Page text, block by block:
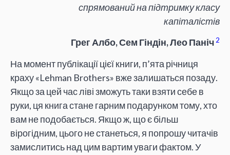
спрямований на підтримку класу
капіталістів
Грег Албо, Сем Гіндін, Лео Паніч 2
На момент публікації цієї книги, п’ята річниця
краху «Lehman Brothers» вже залишаться позаду.
Якщо за цей час ліві зможуть таки взяти себе в
руки, ця книга стане гарним подарунком тому, хто
вам не подобається. Якщо ж, що є більш
вірогідним, цього не станеться, я попрошу читачів
замислитись над цим вартим уваги фактом. У